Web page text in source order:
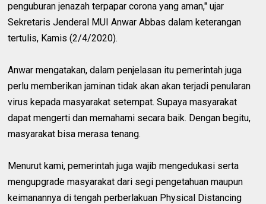
penguburan jenazah terpapar corona yang aman," ujar
Sekretaris Jenderal MUI Anwar Abbas dalam keterangan
tertulis, Kamis (2/4/2020).
Anwar mengatakan, dalam penjelasan itu pemerintah juga
perlu memberikan jaminan tidak akan akan terjadi penularan
virus kepada masyarakat setempat. Supaya masyarakat
dapat mengerti dan memahami secara baik. Dengan begitu,
masyarakat bisa merasa tenang.
Menurut kami, pemerintah juga wajib mengedukasi serta
mengupgrade masyarakat dari segi pengetahuan maupun
keimanannya di tengah perberlakuan Physical Distancing